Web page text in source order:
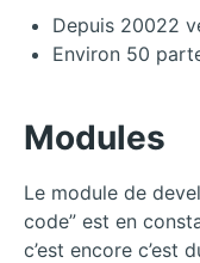
Depuis 20022
Environ 50
Modules
Le module de
code” est en
c’est encore c’est